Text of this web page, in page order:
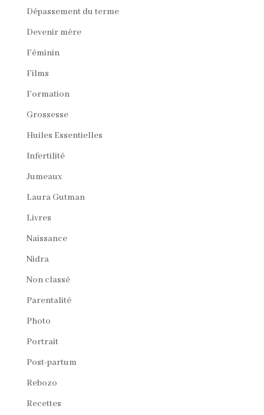
Dépassement du terme
Devenir mère
Féminin
Films
Formation
Grossesse
Huiles Essentielles
Infertilité
Jumeaux
Laura Gutman
Livres
Naissance
Nidra
Non classé
Parentalité
Photo
Portrait
Post-partum
Rebozo
Recettes